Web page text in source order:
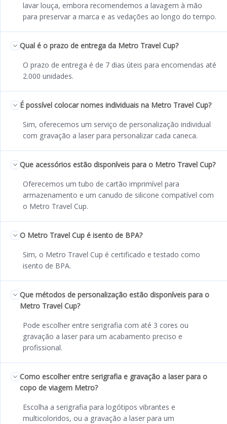
lavar louça, embora recomendemos a lavagem à mão
para preservar a marca e as vedações ao longo do tempo.
Qual é o prazo de entrega da Metro Travel Cup?
O prazo de entrega é de 7 dias úteis para encomendas até
2.000 unidades.
É possível colocar nomes individuais na Metro Travel Cup?
Sim, oferecemos um serviço de personalização individual
com gravação a laser para personalizar cada caneca.
Que acessórios estão disponíveis para o Metro Travel Cup?
Oferecemos um tubo de cartão imprimível para
armazenamento e um canudo de silicone compatível com
o Metro Travel Cup.
O Metro Travel Cup é isento de BPA?
Sim, o Metro Travel Cup é certificado e testado como
isento de BPA.
Que métodos de personalização estão disponíveis para o
Metro Travel Cup?
Pode escolher entre serigrafia com até 3 cores ou
gravação a laser para um acabamento preciso e
profissional.
Como escolher entre serigrafia e gravação a laser para o
copo de viagem Metro?
Escolha a serigrafia para logótipos vibrantes e
multicoloridos, ou a gravação a laser para um